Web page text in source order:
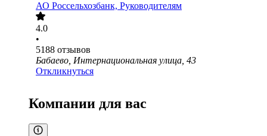
АО Россельхозбанк, Руководителям
4.0
•
5188 отзывов
Бабаево, Интернациональная улица, 43
Откликнуться
Компании для вас